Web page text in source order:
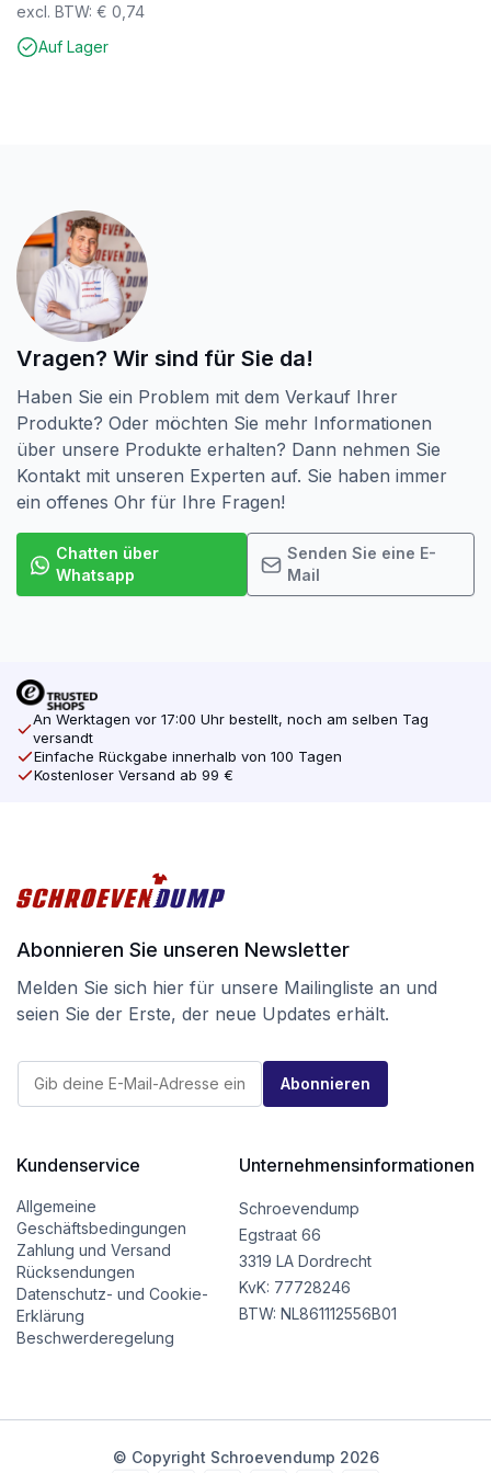
excl. BTW: € 0,74
Auf Lager
Vragen? Wir sind für Sie da!
Haben Sie ein Problem mit dem Verkauf Ihrer
Produkte? Oder möchten Sie mehr Informationen
über unsere Produkte erhalten? Dann nehmen Sie
Kontakt mit unseren Experten auf. Sie haben immer
ein offenes Ohr für Ihre Fragen!
Chatten über
Whatsapp
Senden Sie eine E-
Mail
An Werktagen vor 17:00 Uhr bestellt, noch am selben Tag
versandt
Einfache Rückgabe innerhalb von 100 Tagen
Kostenloser Versand ab 99 €
Abonnieren Sie unseren Newsletter
Melden Sie sich hier für unsere Mailingliste an und
seien Sie der Erste, der neue Updates erhält.
M
l
E
M
l
Abonnieren
Kundenservice
Allgemeine
Geschäftsbedingungen
Zahlung und Versand
Rücksendungen
Datenschutz- und Cookie-
Erklärung
Beschwerderegelung
Unternehmensinformationen
Schroevendump
Egstraat 66
3319 LA Dordrecht
KvK: 77728246
BTW: NL861112556B01
© Copyright Schroevendump 2026